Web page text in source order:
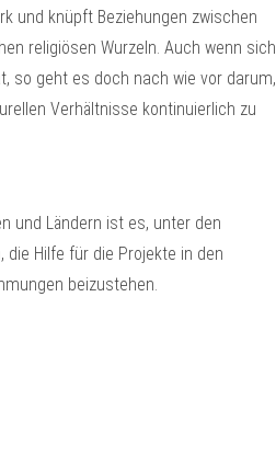
und knüpft Beziehungen zwischen
religiösen Wurzeln. Auch wenn sich
so geht es doch nach wie vor darum,
Verhältnisse kontinuierlich zu
und Ländern ist es, unter den
Hilfe für die Projekte in den
beizustehen.